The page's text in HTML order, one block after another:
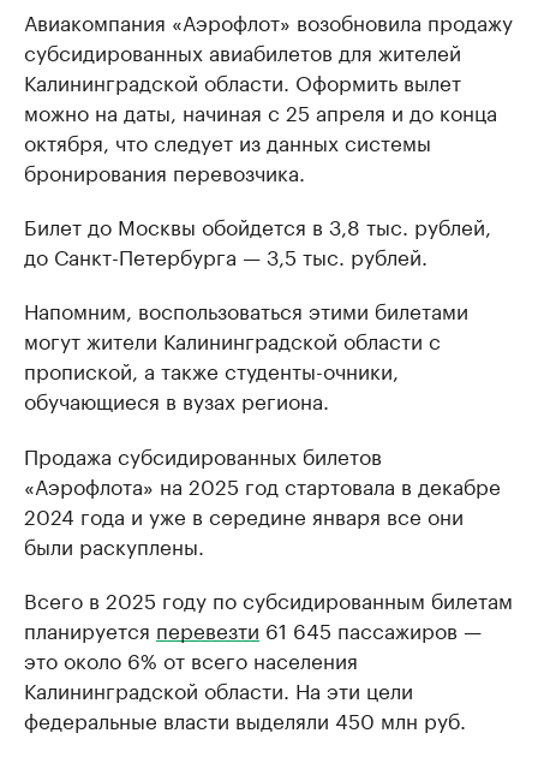
Авиакомпания «Аэрофлот» возобновила продажу
субсидированных авиабилетов для жителей
Калининградской области. Оформить вылет
можно на даты, начиная с 25 апреля и до конца
октября, что следует из данных системы
бронирования перевозчика.
Билет до Москвы обойдется в 3,8 тыс. рублей,
до Санкт-Петербурга — 3,5 тыс. рублей.
Напомним, воспользоваться этими билетами
могут жители Калининградской области с
пропиской, а также студенты-очники,
обучающиеся в вузах региона.
Продажа субсидированных билетов
«Аэрофлота» на 2025 год стартовала в декабре
2024 года и уже в середине января все они
были раскуплены.
Всего в 2025 году по субсидированным билетам
планируется перевезти 61 645 пассажиров —
это около 6% от всего населения
Калининградской области. На эти цели
федеральные власти выделяли 450 млн руб.